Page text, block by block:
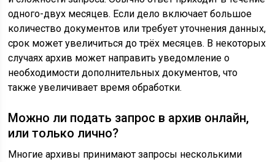
одного-двух месяцев. Если дело включает большое
количество документов или требует уточнения данных,
срок может увеличиться до трёх месяцев. В некоторых
случаях архив может направить уведомление о
необходимости дополнительных документов, что
также увеличивает время обработки.
Можно ли подать запрос в архив онлайн,
или только лично?
Многие архивы принимают запросы несколькими